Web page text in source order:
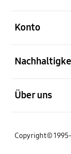
Konto
Über uns
Copyright©